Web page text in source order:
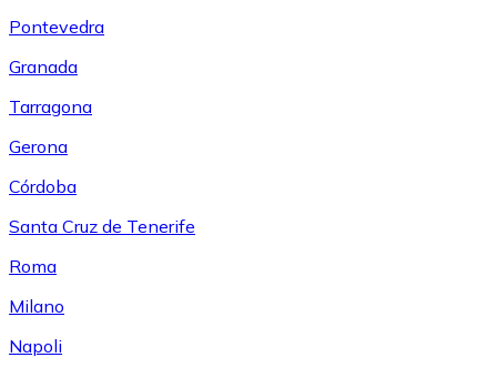
Pontevedra
Granada
Tarragona
Gerona
Córdoba
Santa Cruz de Tenerife
Roma
Milano
Napoli